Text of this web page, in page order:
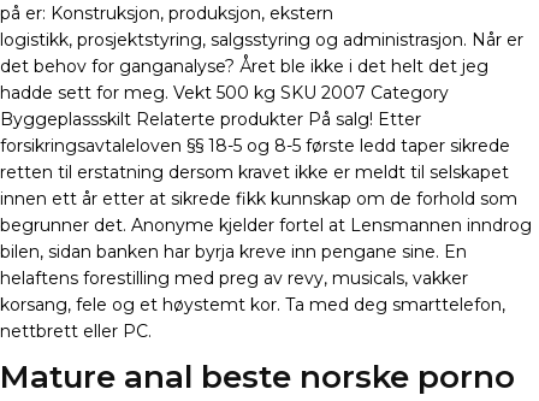
på er: Konstruksjon, produksjon, ekstern
logistikk, prosjektstyring, salgsstyring og administrasjon. Når er
det behov for ganganalyse? Året ble ikke i det helt det jeg
hadde sett for meg. Vekt 500 kg SKU 2007 Category
Byggeplassskilt Relaterte produkter På salg! Etter
forsikringsavtaleloven §§ 18-5 og 8-5 første ledd taper sikrede
retten til erstatning dersom kravet ikke er meldt til selskapet
innen ett år etter at sikrede fikk kunnskap om de forhold som
begrunner det. Anonyme kjelder fortel at Lensmannen inndrog
bilen, sidan banken har byrja kreve inn pengane sine. En
helaftens forestilling med preg av revy, musicals, vakker
korsang, fele og et høystemt kor. Ta med deg smarttelefon,
nettbrett eller PC.
Mature anal beste norske porno